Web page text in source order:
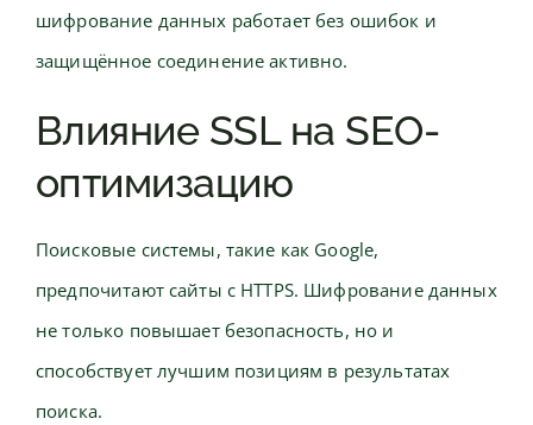
шифрование данных работает без ошибок и
защищённое соединение активно.
Влияние SSL на SEO-
оптимизацию
Поисковые системы, такие как Google,
предпочитают сайты с HTTPS. Шифрование данных
не только повышает безопасность, но и
способствует лучшим позициям в результатах
поиска.